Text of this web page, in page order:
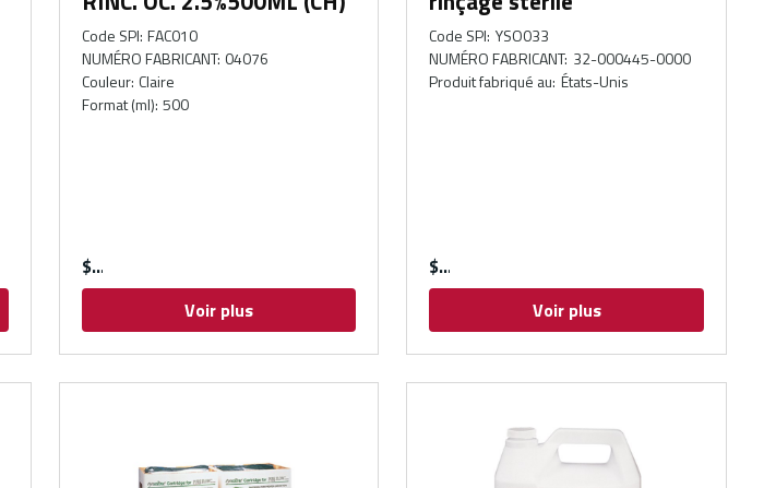
Code SPI: FAC010
NUMÉRO FABRICANT: 04076
Couleur: Claire
Format (ml): 500
$
Voir plus
Code SPI: YSO033
NUMÉRO FABRICANT: 32-000445-0000
Produit fabriqué au: États-Unis
$
Voir plus